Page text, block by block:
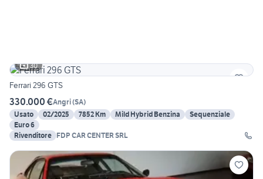
30
Ferrari 296 GTS
330.000 €Angri(SA)
Usato
02/2025 7852 Km Mild Hybrid Benzina
Sequenziale
Euro 6
Rivenditore FDP CAR CENTER SRL